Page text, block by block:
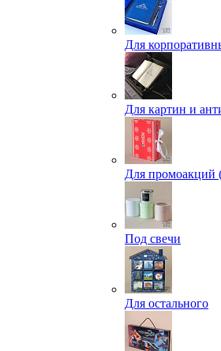
Для
Для картин и
Для промоакций
Под свечи
Для остального